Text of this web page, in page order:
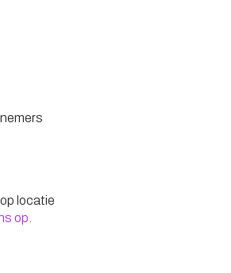
op locatie
op.